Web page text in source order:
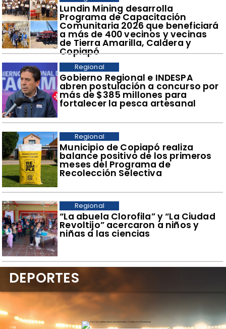
​Lundin Mining desarrolla
Programa de Capacitación
Comunitaria 2026 que beneficiará
a más de 400 vecinos y vecinas
de Tierra Amarilla, Caldera y
Copiapó
​Gobierno Regional e INDESPA
abren postulación a concurso por
más de $385 millones para
fortalecer la pesca artesanal
Regional
​Municipio de Copiapó realiza
balance positivo de los primeros
meses del Programa de
Recolección Selectiva
Regional
​“La abuela Clorofila” y “La Ciudad
Revoltijo” acercaron a niños y
niñas a las ciencias
Regional
DEPORTES